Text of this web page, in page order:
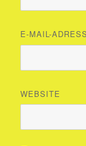
E-MAIL-
WEBSITE